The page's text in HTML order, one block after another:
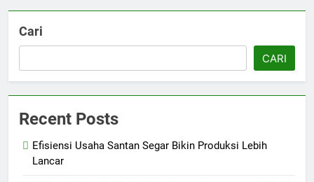
Cari
CARI
Recent Posts
Efisiensi Usaha Santan Segar Bikin Produksi Lebih
Lancar